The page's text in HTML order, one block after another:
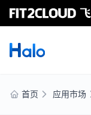
首页 应用市场